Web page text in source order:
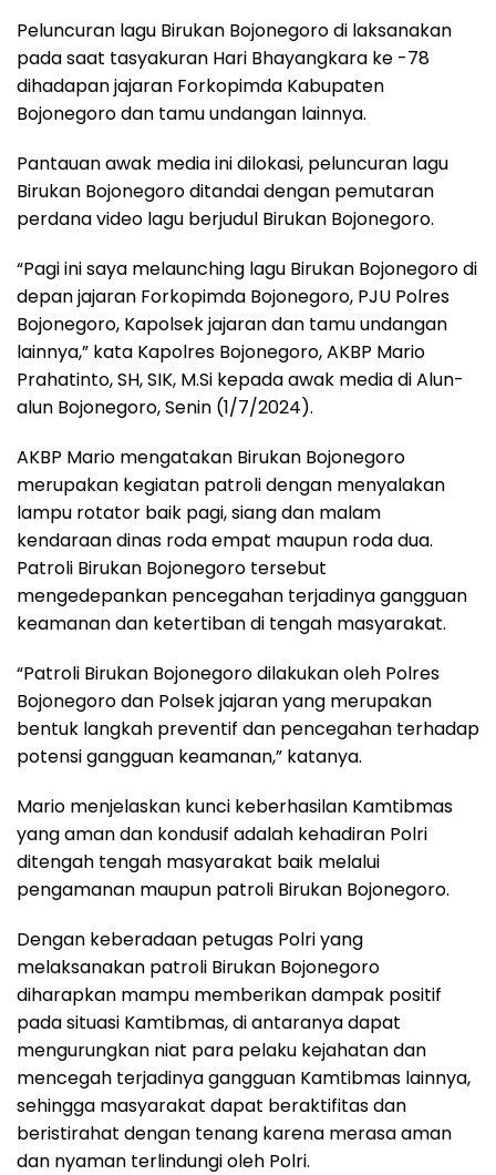
Peluncuran lagu Birukan Bojonegoro di laksanakan
pada saat tasyakuran Hari Bhayangkara ke -78
dihadapan jajaran Forkopimda Kabupaten
Bojonegoro dan tamu undangan lainnya.
Pantauan awak media ini dilokasi, peluncuran lagu
Birukan Bojonegoro ditandai dengan pemutaran
perdana video lagu berjudul Birukan Bojonegoro.
“Pagi ini saya melaunching lagu Birukan Bojonegoro di
depan jajaran Forkopimda Bojonegoro, PJU Polres
Bojonegoro, Kapolsek jajaran dan tamu undangan
lainnya,” kata Kapolres Bojonegoro, AKBP Mario
Prahatinto, SH, SIK, M.Si kepada awak media di Alun-
alun Bojonegoro, Senin (1/7/2024).
AKBP Mario mengatakan Birukan Bojonegoro
merupakan kegiatan patroli dengan menyalakan
lampu rotator baik pagi, siang dan malam
kendaraan dinas roda empat maupun roda dua.
Patroli Birukan Bojonegoro tersebut
mengedepankan pencegahan terjadinya gangguan
keamanan dan ketertiban di tengah masyarakat.
“Patroli Birukan Bojonegoro dilakukan oleh Polres
Bojonegoro dan Polsek jajaran yang merupakan
bentuk langkah preventif dan pencegahan terhadap
potensi gangguan keamanan,” katanya.
Mario menjelaskan kunci keberhasilan Kamtibmas
yang aman dan kondusif adalah kehadiran Polri
ditengah tengah masyarakat baik melalui
pengamanan maupun patroli Birukan Bojonegoro.
Dengan keberadaan petugas Polri yang
melaksanakan patroli Birukan Bojonegoro
diharapkan mampu memberikan dampak positif
pada situasi Kamtibmas, di antaranya dapat
mengurungkan niat para pelaku kejahatan dan
mencegah terjadinya gangguan Kamtibmas lainnya,
sehingga masyarakat dapat beraktifitas dan
beristirahat dengan tenang karena merasa aman
dan nyaman terlindungi oleh Polri.